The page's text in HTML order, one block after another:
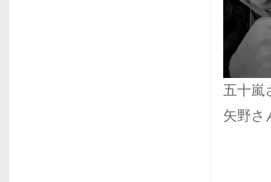
五十嵐
矢野さ